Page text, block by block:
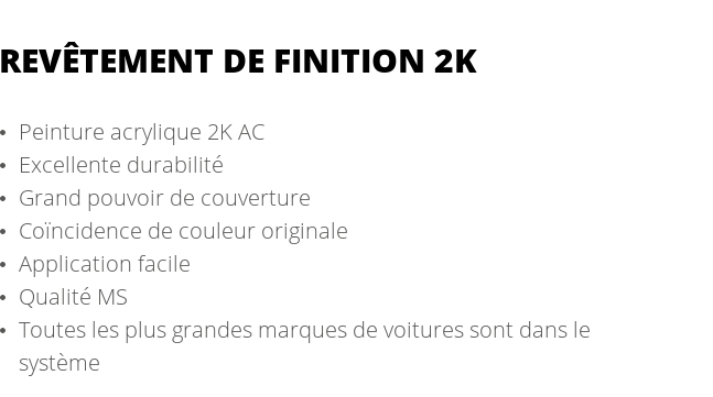
REVÊTEMENT DE FINITION 2K
Peinture acrylique 2K AC
Excellente durabilité
Grand pouvoir de couverture
Coïncidence de couleur originale
Application facile
Qualité MS
Toutes les plus grandes marques de voitures sont dans le
système